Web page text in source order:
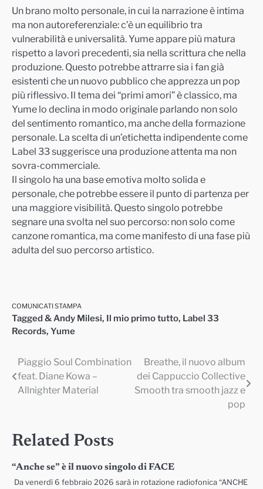
Un brano molto personale, in cui la narrazione è intima
ma non autoreferenziale: c’è un equilibrio tra
vulnerabilità e universalità. Yume appare più matura
rispetto a lavori precedenti, sia nella scrittura che nella
produzione. Questo potrebbe attrarre sia i fan già
esistenti che un nuovo pubblico che apprezza un pop
più riflessivo. Il tema dei “primi amori” è classico, ma
Yume lo declina in modo originale parlando non solo
del sentimento romantico, ma anche della formazione
personale. La scelta di un’etichetta indipendente come
Label 33 suggerisce una produzione attenta ma non
sovra-commerciale.
Il singolo ha una base emotiva molto solida e
personale, che potrebbe essere il punto di partenza per
una maggiore visibilità. Questo singolo potrebbe
segnare una svolta nel suo percorso: non solo come
canzone romantica, ma come manifesto di una fase più
adulta del suo percorso artistico.
COMUNICATI STAMPA
Tagged & Andy Milesi, Il mio primo tutto, Label 33
Records, Yume
Navigazione
articoli
Piaggio Soul Combination
feat. Diane Kowa –
Allnighter Material
Breathe, il nuovo album
dei Cappuccio Collective
Smooth tra smooth jazz e
pop
Related Posts
“Anche se” è il nuovo singolo di FACE
Da venerdì 6 febbraio 2026 sarà in rotazione radiofonica “ANCHE